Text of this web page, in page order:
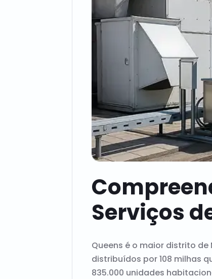
Serviços
Queens é o maior distrito
distribuídos por 108 milhas
835.000 unidades